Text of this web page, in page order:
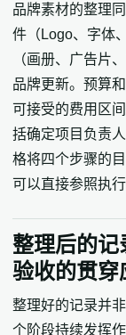
品牌素材的整理
件（Logo、字体
（画册、广告片
品牌更新。预算
可接受的费用区
括确定项目负责
格将四个步骤的
可以直接参照执行
整理后的记
验收的贯穿
整理好的记录并
个阶段持续发挥